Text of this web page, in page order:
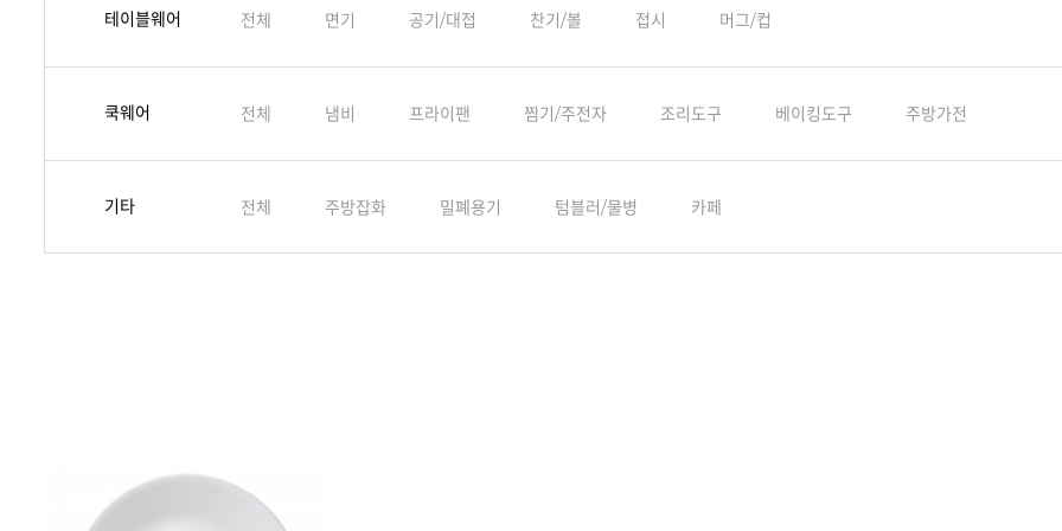
테이블웨어 전체 면기 공기/대접 찬기/볼 접시 머그/컵
쿡웨어 전체 냄비 프라이팬 찜기/주전자 조리도구 베이킹도구 주방가전
기타 전체 주방잡화 밀폐용기 텀블러/물병 카페